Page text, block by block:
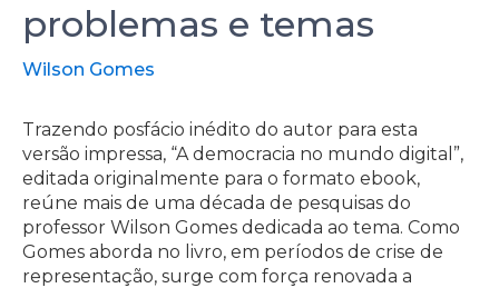
problemas e temas
Wilson Gomes
Trazendo posfácio inédito do autor para esta
versão impressa, “A democracia no mundo digital”,
editada originalmente para o formato ebook,
reúne mais de uma década de pesquisas do
professor Wilson Gomes dedicada ao tema. Como
Gomes aborda no livro, em períodos de crise de
representação, surge com força renovada a